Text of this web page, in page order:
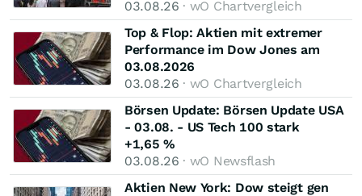
03.08.26 · wO Chartvergleich
Top & Flop: Aktien mit extremer
Performance im Dow Jones am
03.08.2026
03.08.26 · wO Chartvergleich
Börsen Update: Börsen Update USA
- 03.08. - US Tech 100 stark
+1,65 %
03.08.26 · wO Newsflash
Aktien New York: Dow steigt gen